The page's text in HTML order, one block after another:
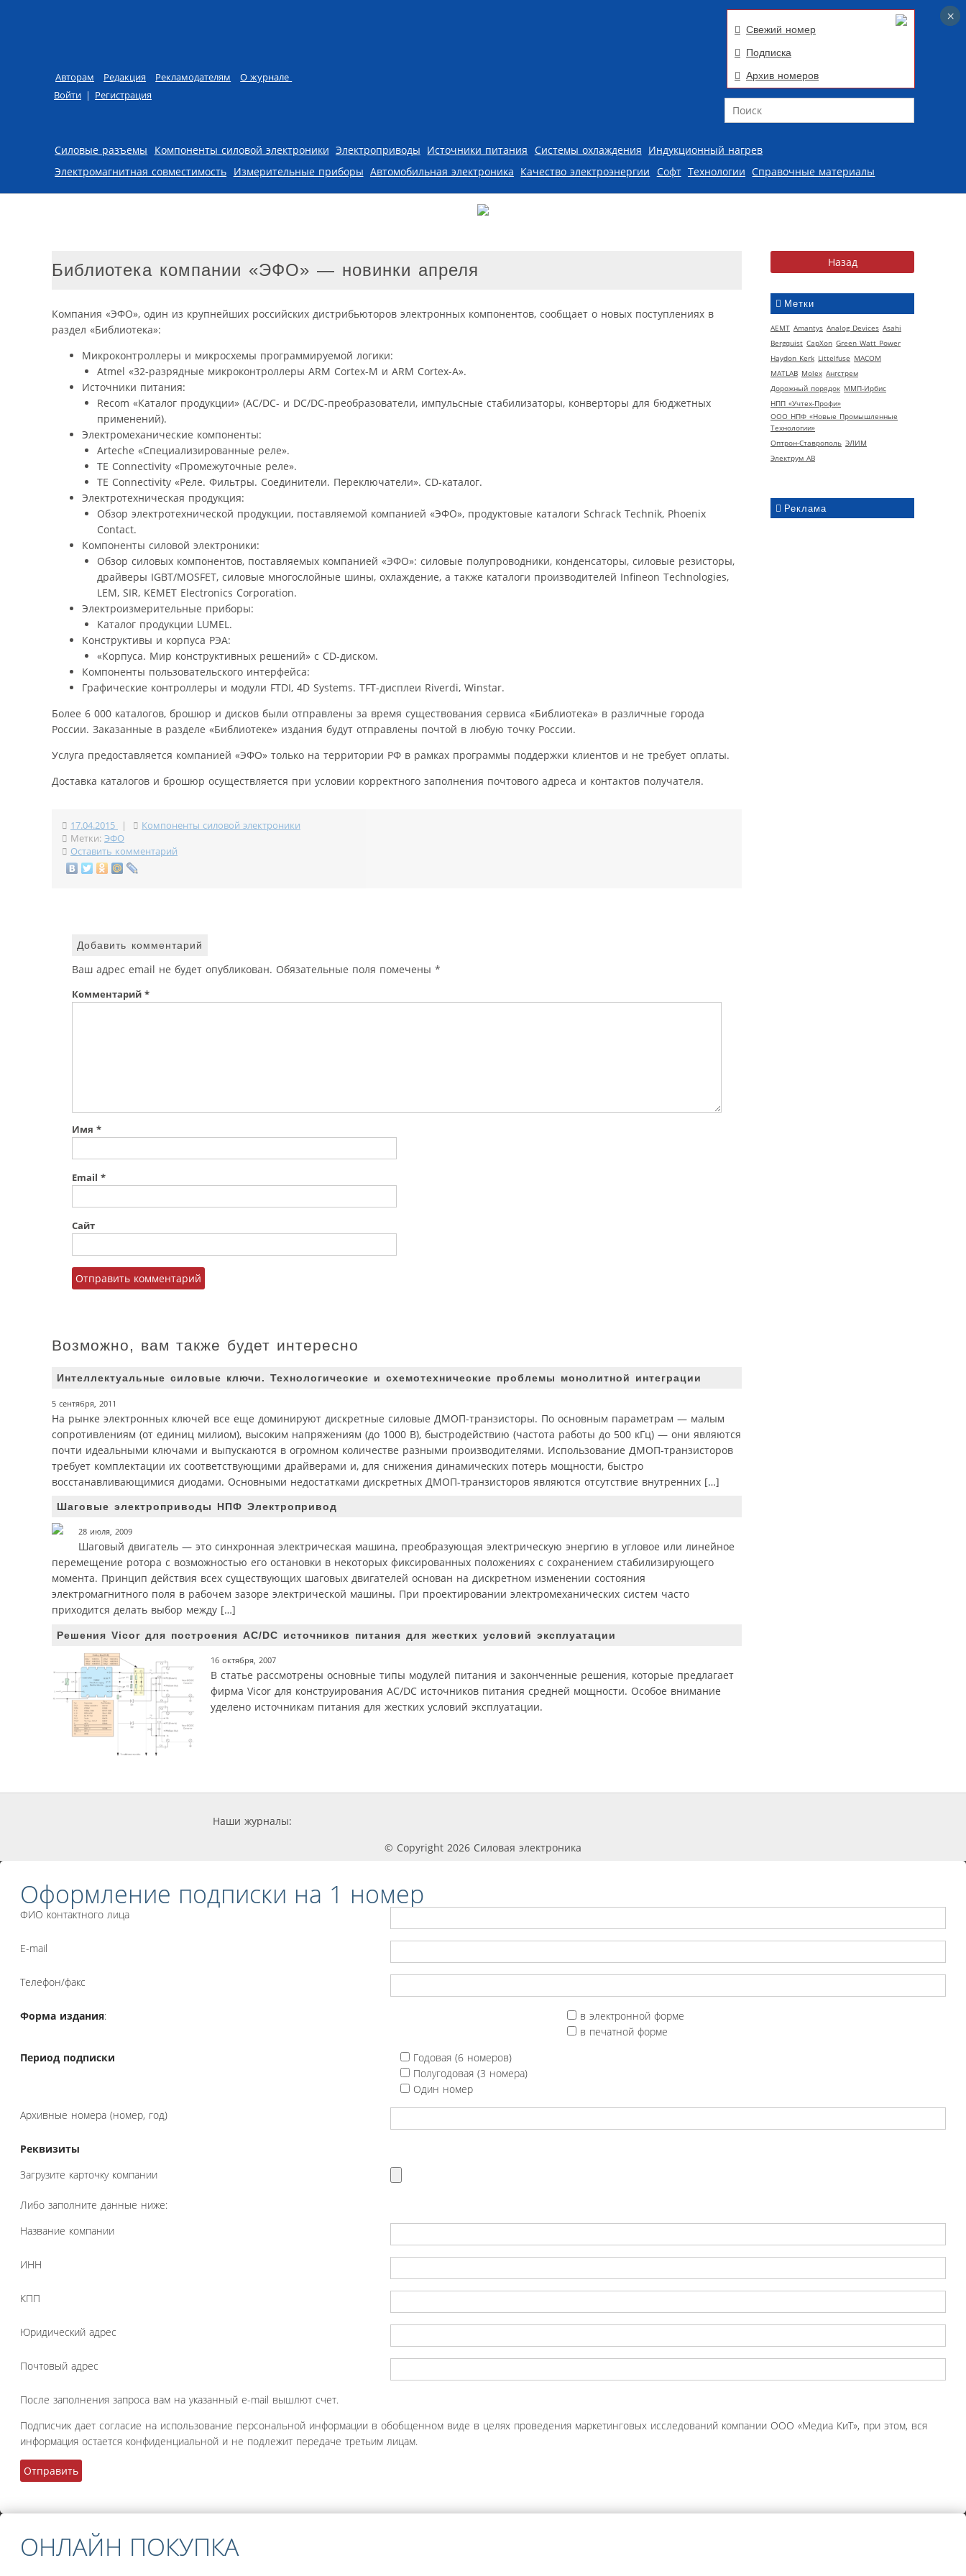
Авторам Редакция Рекламодателям
О журнале
Войти | Регистрация
Свежий номер
Подписка
Архив номеров
Поиск
Skip to content
Силовые разъемы Компоненты силовой электроники Электроприводы Источники питания Системы охлаждения Индукционный нагрев
Электромагнитная совместимость Измерительные приборы Автомобильная электроника Качество электроэнергии Софт Технологии Справочные материалы
Метки
AEMT Amantys Analog Devices Asahi
Bergquist CapXon Green Watt Power
Haydon Kerk Littelfuse MACOM
MATLAB Molex Ангстрем
Дорожный порядок ММП-Ирбис
НПП «Учтех-Профи»
ООО НПФ «Новые Промышленные
Технологии»
Оптрон-Ставрополь ЭЛИМ
Электрум АВ
Реклама
Библиотека компании «ЭФО» — новинки апреля
Компания «ЭФО», один из крупнейших российских дистрибьюторов электронных компонентов, сообщает о новых поступлениях в
раздел «Библиотека»:
Микроконтроллеры и микросхемы программируемой логики:
Atmel «32-разрядные микроконтроллеры ARM Cortex-M и ARM Cortex-A».
Источники питания:
Recom «Каталог продукции» (AC/DC- и DC/DC-преобразователи, импульсные стабилизаторы, конверторы для бюджетных
применений).
Электромеханические компоненты:
Arteche «Специализированные реле».
TE Connectivity «Промежуточные реле».
TE Connectivity «Реле. Фильтры. Соединители. Переключатели». CD-каталог.
Электротехническая продукция:
Обзор электротехнической продукции, поставляемой компанией «ЭФО», продуктовые каталоги Schrack Technik, Phoenix
Contact.
Компоненты силовой электроники:
Обзор силовых компонентов, поставляемых компанией «ЭФО»: силовые полупроводники, конденсаторы, силовые резисторы,
драйверы IGBT/MOSFET, силовые многослойные шины, охлаждение, а также каталоги производителей Infineon Technologies,
LEM, SIR, KEMET Electronics Corporation.
Электроизмерительные приборы:
Каталог продукции LUMEL.
Конструктивы и корпуса РЭА:
«Корпуса. Мир конструктивных решений» с CD-диском.
Компоненты пользовательского интерфейса:
Графические контроллеры и модули FTDI, 4D Systems. TFT-дисплеи Riverdi, Winstar.
Более 6 000 каталогов, брошюр и дисков были отправлены за время существования сервиса «Библиотека» в различные города
России. Заказанные в разделе «Библиотеке» издания будут отправлены почтой в любую точку России.
Услуга предоставляется компанией «ЭФО» только на территории РФ в рамках программы поддержки клиентов и не требует оплаты.
Доставка каталогов и брошюр осуществляется при условии корректного заполнения почтового адреса и контактов получателя.
17.04.2015 |
Компоненты силовой электроники
Метки: ЭФО
Оставить комментарий
Добавить комментарий
Ваш адрес email не будет опубликован. Обязательные поля помечены *
Комментарий *
Имя *
Email *
Сайт
Возможно, вам также будет интересно
Интеллектуальные силовые ключи. Технологические и схемотехнические проблемы монолитной интеграции
5 сентября, 2011
На рынке электронных ключей все еще доминируют дискретные силовые ДМОП-транзисторы. По основным параметрам — малым
сопротивлениям (от единиц милиом), высоким напряжениям (до 1000 В), быстродействию (частота работы до 500 кГц) — они являются
почти идеальными ключами и выпускаются в огромном количестве разными производителями. Использование ДМОП-транзисторов
требует комплектации их соответствующими драйверами и, для снижения динамических потерь мощности, быстро
восстанавливающимися диодами. Основными недостатками дискретных ДМОП-транзисторов являются отсутствие внутренних […]
Шаговые электроприводы НПФ Электропривод
28 июля, 2009
Шаговый двигатель — это синхронная электрическая машина, преобразующая электрическую энергию в угловое или линейное
перемещение ротора с возможностью его остановки в некоторых фиксированных положениях с сохранением стабилизирующего
момента. Принцип действия всех существующих шаговых двигателей основан на дискретном изменении состояния
электромагнитного поля в рабочем зазоре электрической машины. При проектировании электромеханических систем часто
приходится делать выбор между […]
Решения Vicor для построения AC/DC источников питания для жестких условий эксплуатации
16 октября, 2007
В статье рассмотрены основные типы модулей питания и законченные решения, которые предлагает
фирма Vicor для конструирования AC/DC источников питания средней мощности. Особое внимание
уделено источникам питания для жестких условий эксплуатации.
Наши журналы:
© Copyright 2026 Силовая электроника
Оформление подписки на 1 номер
ФИО контактного лица
E-mail
Телефон/факс
Форма издания:
в электронной форме
в печатной форме
Период подписки
Годовая (6 номеров)
Полугодовая (3 номера)
Один номер
Архивные номера (номер, год)
Реквизиты
Загрузите карточку компании
Либо заполните данные ниже:
Название компании
ИНН
КПП
Юридический адрес
Почтовый адрес
После заполнения запроса вам на указанный e-mail вышлют счет.
Подписчик дает согласие на использование персональной информации в обобщенном виде в целях проведения маркетинговых исследований компании ООО «Медиа КиТ», при этом, вся
информация остается конфиденциальной и не подлежит передаче третьим лицам.
×
ОНЛАЙН ПОКУПКА
×